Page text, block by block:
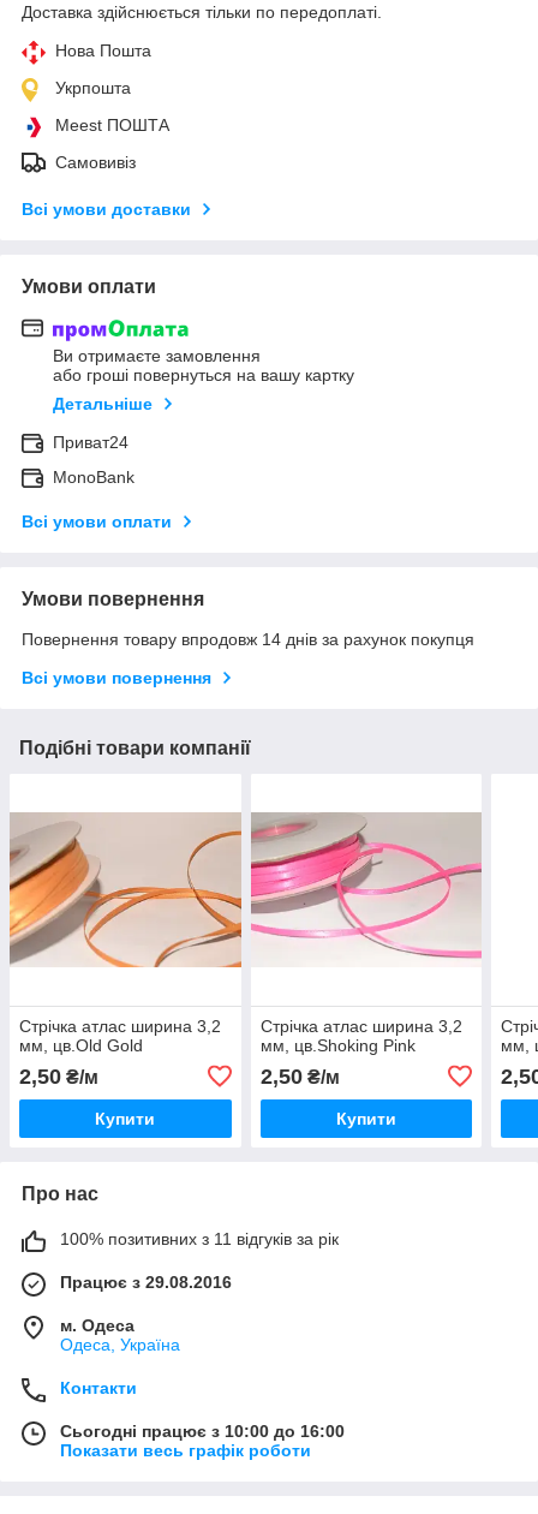
Доставка здійснюється тільки по передоплаті.
Нова Пошта
Укрпошта
Meest ПОШТА
Самовивіз
Всі умови доставки
Умови оплати
Ви отримаєте замовлення
або гроші повернуться на вашу картку
Детальніше
Приват24
MonoBank
Всі умови оплати
Умови повернення
Повернення товару впродовж 14 днів за рахунок покупця
Всі умови повернення
Подібні товари компанії
Стрічка атлас ширина 3,2
мм, цв.Old Gold
2,50 ₴/м
Купити
Стрічка атлас ширина 3,2
мм, цв.Shoking Pink
2,50₴/м
Купити
мм,
Про нас
100% позитивних з 11 відгуків за рік
Працює з 29.08.2016
м. Одеса
Одеса, Україна
Контакти
Сьогодні працює з 10:00 до 16:00
Показати весь графік роботи